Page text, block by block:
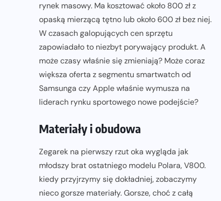
rynek masowy. Ma kosztować około 800 zł z
opaską mierzącą tętno lub około 600 zł bez niej.
W czasach galopujących cen sprzętu
zapowiadało to niezbyt porywający produkt. A
może czasy właśnie się zmieniają? Może coraz
większa oferta z segmentu smartwatch od
Samsunga czy Apple właśnie wymusza na
liderach rynku sportowego nowe podejście?
Materiały i obudowa
Zegarek na pierwszy rzut oka wygląda jak
młodszy brat ostatniego modelu Polara, V800.
kiedy przyjrzymy się dokładniej, zobaczymy
nieco gorsze materiały. Gorsze, choć z całą